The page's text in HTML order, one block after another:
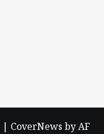
| CoverNews by AF